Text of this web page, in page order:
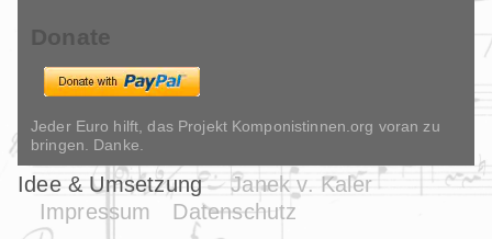
Donate
Jeder Euro hilft, das Projekt Komponistinnen.org voran zu
bringen. Danke.
Idee & Umsetzung
Janek v. Kaler
Impressum
Datenschutz